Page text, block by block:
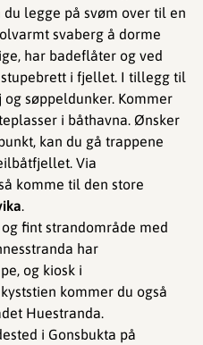
legge på svøm over til en
svaberg å dorme
har badeflåter og ved
i fjellet. I tillegg til
søppeldunker. Kommer
i båthavna. Ønsker
kan du gå trappene
Via
komme til den store
.
fint strandområde med
har
og kiosk i
kommer du også
Huestranda.
i Gonsbukta på